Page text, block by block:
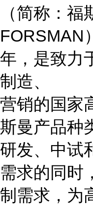
（简称：福
FORSMAN
年，是致力
制造、
营销的国家
斯曼产品种
研发、中试
需求的同时
制需求，为